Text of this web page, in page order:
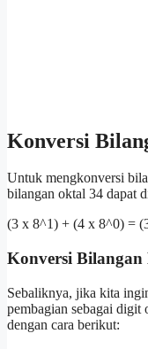
Konversi
Untuk mengkonversi
bilangan oktal 34 dapat
(3 x 8^1) + (4 x 8^0) =
Konversi Bilangan
Sebaliknya, jika kita
pembagian sebagai
dengan cara berikut: